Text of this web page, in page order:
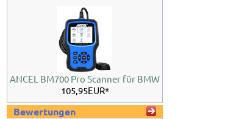
ANCEL BM700 Pro Scanner für BMW
105,95EUR*
Bewertungen